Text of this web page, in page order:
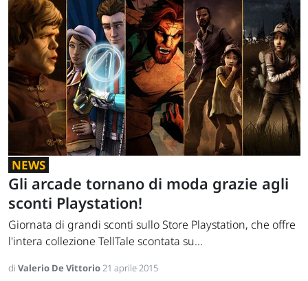
NEWS
Gli arcade tornano di moda grazie agli
sconti Playstation!
Giornata di grandi sconti sullo Store Playstation, che offre
l'intera collezione TellTale scontata su...
di Valerio De Vittorio21 aprile 2015